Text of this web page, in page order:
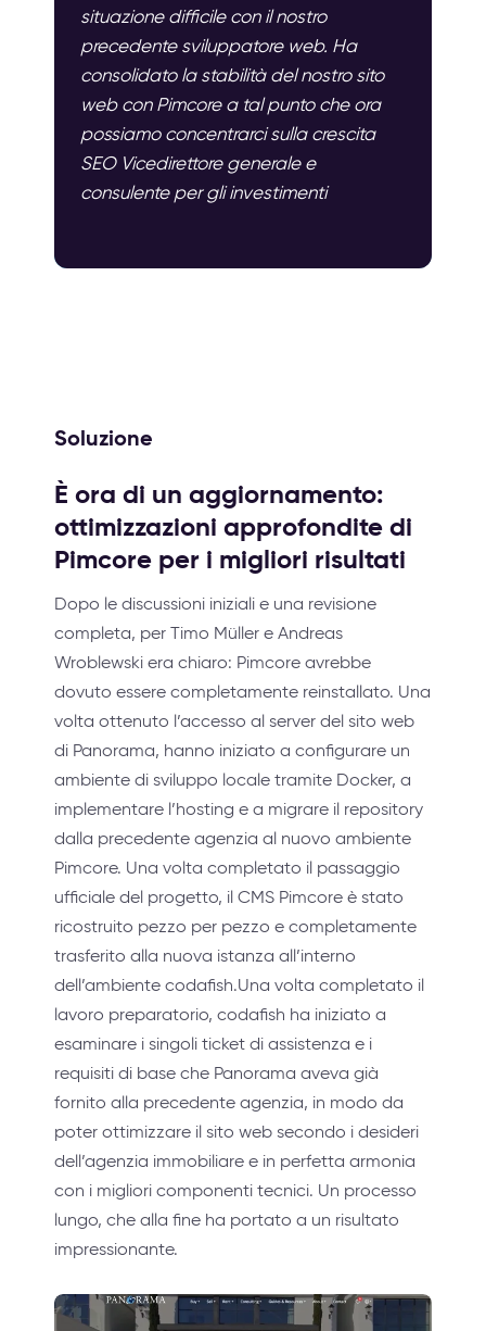
situazione difficile con il nostro
precedente sviluppatore web. Ha
consolidato la stabilità del nostro sito
web con Pimcore a tal punto che ora
possiamo concentrarci sulla crescita
SEO Vicedirettore generale e
consulente per gli investimenti
Soluzione
È ora di un aggiornamento:
ottimizzazioni approfondite di
Pimcore per i migliori risultati
Dopo le discussioni iniziali e una revisione
completa, per Timo Müller e Andreas
Wroblewski era chiaro: Pimcore avrebbe
dovuto essere completamente reinstallato. Una
volta ottenuto l’accesso al server del sito web
di Panorama, hanno iniziato a configurare un
ambiente di sviluppo locale tramite Docker, a
implementare l’hosting e a migrare il repository
dalla precedente agenzia al nuovo ambiente
Pimcore. Una volta completato il passaggio
ufficiale del progetto, il CMS Pimcore è stato
ricostruito pezzo per pezzo e completamente
trasferito alla nuova istanza all’interno
dell’ambiente codafish.Una volta completato il
lavoro preparatorio, codafish ha iniziato a
esaminare i singoli ticket di assistenza e i
requisiti di base che Panorama aveva già
fornito alla precedente agenzia, in modo da
poter ottimizzare il sito web secondo i desideri
dell’agenzia immobiliare e in perfetta armonia
con i migliori componenti tecnici. Un processo
lungo, che alla fine ha portato a un risultato
impressionante.